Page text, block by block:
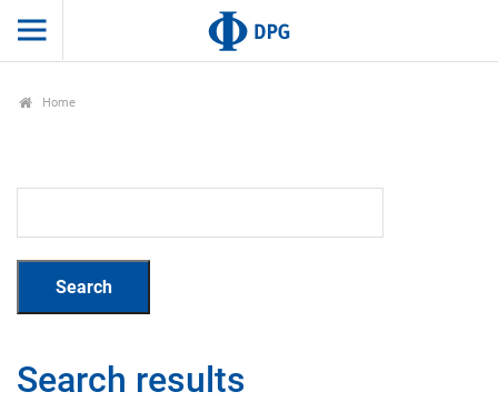
Home
Search results